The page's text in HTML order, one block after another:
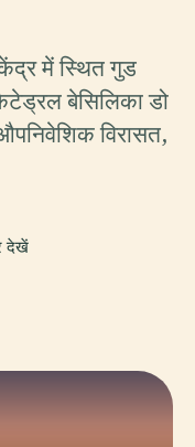
में स्थित गुड
बेसिलिका डो
विरासत,
देखें